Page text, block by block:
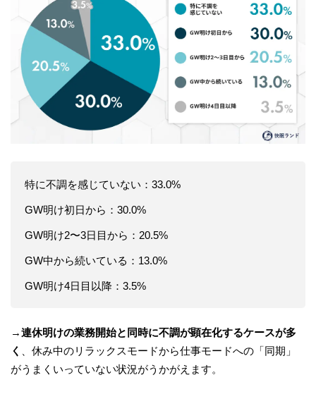
特に不調を感じていない：33.0%
GW明け初日から：30.0%
GW明け2〜3日目から：20.5%
GW中から続いている：13.0%
GW明け4日目以降：3.5%
→連休明けの業務開始と同時に不調が顕在化するケースが多
く
、休み中のリラックスモードから仕事モードへの「同期」
がうまくいっていない状況がうかがえます。